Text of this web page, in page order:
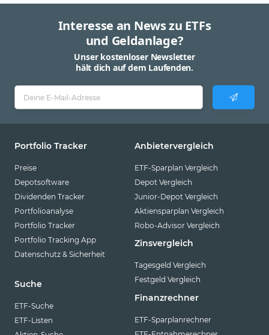
Interesse an News zu ETFs
und Geldanlage?
Unser kostenloser Newsletter
hält dich auf dem Laufenden.
Portfolio Tracker
Preise
Depotsoftware
Dividenden Tracker
Portfolioanalyse
Portfolio Tracker
Portfolio Tracking App
Datenschutz & Sicherheit
Suche
ETF-Suche
ETF-Listen
Anbietervergleich
ETF-Sparplan Vergleich
Depot Vergleich
Junior-Depot Vergleich
Aktiensparplan Vergleich
Robo-Advisor Vergleich
Zinsvergleich
Tagesgeld Vergleich
Festgeld Vergleich
Finanzrechner
ETF-Sparplanrechner